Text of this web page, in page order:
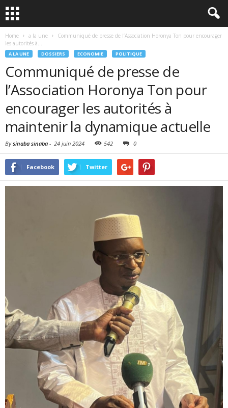
Home a la une
Communiqué de presse de l’Association Horonya Ton pour encourager
les autorités à...
A LA UNE DOSSIERS ECONOMIE POLITIQUE
Communiqué de presse de
l’Association Horonya Ton pour
encourager les autorités à
maintenir la dynamique actuelle
Bysinaba sinaba - 24 juin 2024 542 0
Facebook Twitter